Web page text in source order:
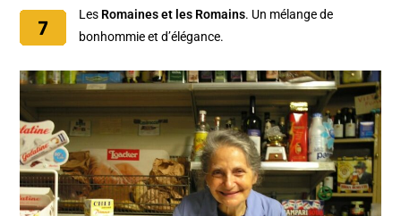
Les Romaines et les Romains. Un mélange de
bonhommie et d’élégance.